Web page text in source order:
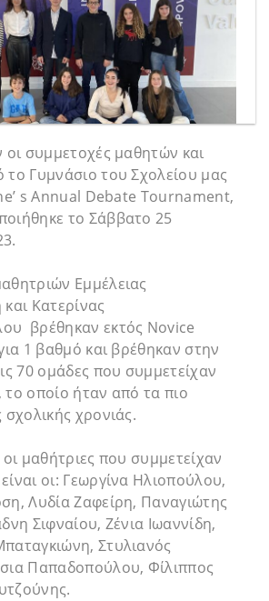
οι συμμετοχές μαθητών και
το Γυμνάσιο του Σχολείου μας
s Annual Debate Tournament,
το Σάββατο 25
Εμμέλειας
Κατερίνας
βρέθηκαν εκτός Novice
1 βαθμό και βρέθηκαν στην
70 ομάδες που συμμετείχαν
οποίο ήταν από τα πιο
σχολικής χρονιάς.
μαθήτριες που συμμετείχαν
οι: Γεωργίνα Ηλιοπούλου,
Λυδία Ζαφείρη, Παναγιώτης
Σιφναίου, Ζένια Ιωαννίδη,
Στυλιανός
Παπαδοπούλου, Φίλιππος